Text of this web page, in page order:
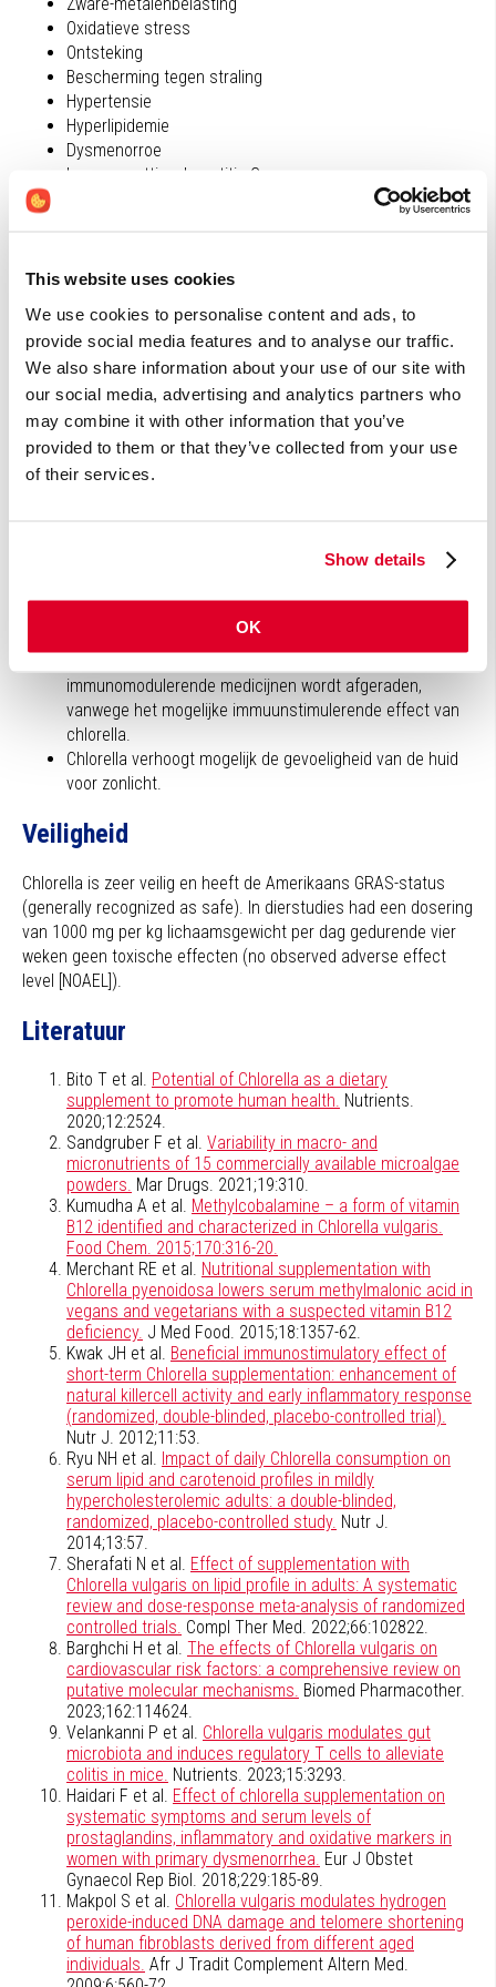
This website uses cookies
We use cookies to personalise content and ads, to
provide social media features and to analyse our traffic.
We also share information about your use of our site with
our social media, advertising and analytics partners who
may combine it with other information that you’ve
provided to them or that they’ve collected from your use
of their services.
Show details
OK
Oxidatieve stress
Ontsteking
Bescherming tegen straling
Hypertensie
Hyperlipidemie
Dysmenorroe
Leververvetting, hepatitis C
Lactatie, vanwege onvoldoende veiligheidsgegevens
wordt gebruik afgeraden
Gebruik van chlorella tijdens de zwangerschap wordt
ontraden vanwege het detoxificatie-effect
Gebruiksadviezen
Interactie
immunomodulerende medicijnen wordt afgeraden,
vanwege het mogelijke immuunstimulerende effect van
chlorella.
Chlorella verhoogt mogelijk de gevoeligheid van de huid
voor zonlicht.
Veiligheid
Chlorella is zeer veilig en heeft de Amerikaans GRAS-status
(generally recognized as safe). In dierstudies had een dosering
van 1000 mg per kg lichaamsgewicht per dag gedurende vier
weken geen toxische effecten (no observed adverse effect
level [NOAEL]).
Literatuur
Bito T et al. Potential of Chlorella as a dietary
supplement to promote human health. Nutrients.
2020;12:2524.
Sandgruber F et al. Variability in macro- and
micronutrients of 15 commercially available microalgae
powders. Mar Drugs. 2021;19:310.
Kumudha A et al. Methylcobalamine – a form of vitamin
B12 identified and characterized in Chlorella vulgaris.
Food Chem. 2015;170:316-20.
Merchant RE et al. Nutritional supplementation with
Chlorella pyenoidosa lowers serum methylmalonic acid in
vegans and vegetarians with a suspected vitamin B12
deficiency. J Med Food. 2015;18:1357-62.
Kwak JH et al. Beneficial immunostimulatory effect of
short-term Chlorella supplementation: enhancement of
natural killercell activity and early inflammatory response
(randomized, double-blinded, placebo-controlled trial).
Nutr J. 2012;11:53.
Ryu NH et al. Impact of daily Chlorella consumption on
serum lipid and carotenoid profiles in mildly
hypercholesterolemic adults: a double-blinded,
randomized, placebo-controlled study. Nutr J.
2014;13:57.
Sherafati N et al. Effect of supplementation with
Chlorella vulgaris on lipid profile in adults: A systematic
review and dose-response meta-analysis of randomized
controlled trials. Compl Ther Med. 2022;66:102822.
Barghchi H et al. The effects of Chlorella vulgaris on
cardiovascular risk factors: a comprehensive review on
putative molecular mechanisms. Biomed Pharmacother.
2023;162:114624.
Velankanni P et al. Chlorella vulgaris modulates gut
microbiota and induces regulatory T cells to alleviate
colitis in mice. Nutrients. 2023;15:3293.
Haidari F et al. Effect of chlorella supplementation on
systematic symptoms and serum levels of
prostaglandins, inflammatory and oxidative markers in
women with primary dysmenorrhea. Eur J Obstet
Gynaecol Rep Biol. 2018;229:185-89.
Makpol S et al. Chlorella vulgaris modulates hydrogen
peroxide-induced DNA damage and telomere shortening
of human fibroblasts derived from different aged
individuals. Afr J Tradit Complement Altern Med.